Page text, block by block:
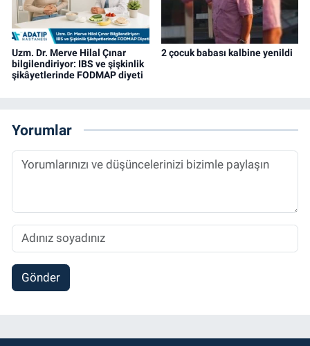
Uzm. Dr. Merve Hilal Çınar
bilgilendiriyor: IBS ve şişkinlik
şikâyetlerinde FODMAP diyeti
2 çocuk babası kalbine yenildi
Yorumlar
Gönder